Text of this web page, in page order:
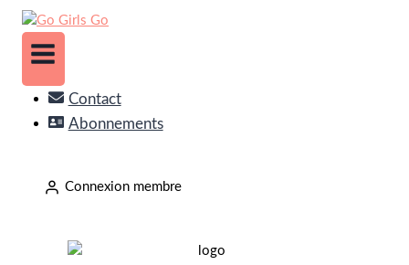
Contact
Abonnements
Connexion membre